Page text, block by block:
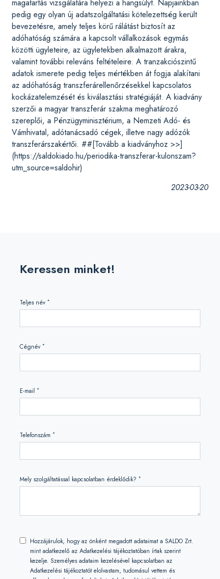
magatartás vizsgálatára helyezi a hangsúlyt. Napjainkban
pedig egy olyan új adatszolgáltatási kötelezettség került
bevezetésre, amely teljes körű rálátást biztosít az
adóhatóság számára a kapcsolt vállalkozások egymás
közötti ügyleteire, az ügyletekben alkalmazott árakra,
valamint további releváns feltételeire. A tranzakciószintű
adatok ismerete pedig teljes mértékben át fogja alakítani
az adóhatóság transzferárellenőrzésekkel kapcsolatos
kockázatelemzését és kiválasztási stratégiáját. A kiadvány
szerzői a magyar transzferár szakma meghatározó
szereplői, a Pénzügyminisztérium, a Nemzeti Adó- és
Vámhivatal, adótanácsadó cégek, illetve nagy adózók
transzferárszakértői. ##[Tovább a kiadványhoz >>]
(https://saldokiado.hu/periodika-transzferar-kulonszam?
utm_source=saldohir)
2023-03-20
Keressen minket!
Teljes név *
Cégnév *
E-mail *
Telefonszám *
Mely szolgáltatással kapcsolatban érdeklődik? *
Hozzájárulok, hogy az önként megadott adataimat a SALDO Zrt.
mint adatkezelő az Adatkezelési tájékoztatóban írtak szerint
kezelje. Személyes adataim kezelésével kapcsolatban az
Adatkezelési tájékoztatót elolvastam, tudomásul vettem és